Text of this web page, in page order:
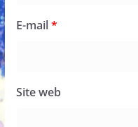
E-mail*
Site web